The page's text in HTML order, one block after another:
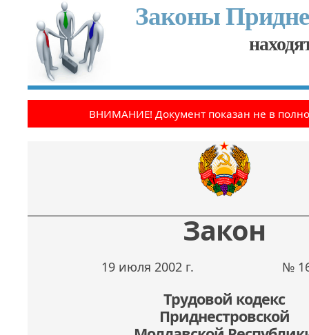
Законы
ВНИМАНИЕ! Документ показан не в
Закон
19 июля 2002 г. №
Трудовой кодекс
Приднестровской